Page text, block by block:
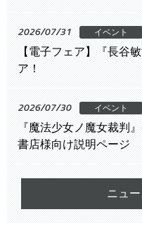
2026/07/31 イベント
【電子フェア】『長谷
ア！
2026/07/30 イベント
『魔法少女ノ魔女裁判
書店様向け説明ページ
ニュ